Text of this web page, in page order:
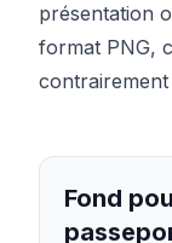
présentation
format PNG,
contrairement
Fond